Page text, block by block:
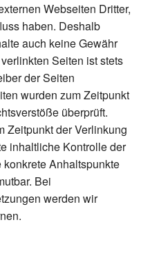
Webseiten Dritter,
haben. Deshalb
auch keine Gewähr
Seiten ist stets
der Seiten
wurden zum Zeitpunkt
überprüft.
Zeitpunkt der Verlinkung
inhaltliche Kontrolle der
Anhaltspunkte
Bei
werden wir